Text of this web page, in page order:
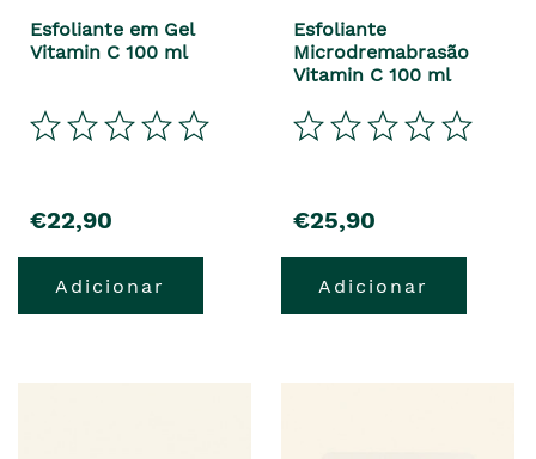
Esfoliante em Gel
Vitamin C 100 ml
€22,90
Adicionar
Esfoliante
Microdremabrasão
Vitamin C 100 ml
€25,90
Adicionar